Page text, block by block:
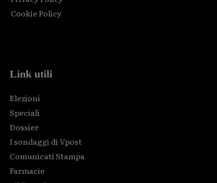
Cookie Policy
Link utili
Elezioni
Speciali
Dossier
I sondaggi di Vpost
Comunicati Stampa
Farmacie